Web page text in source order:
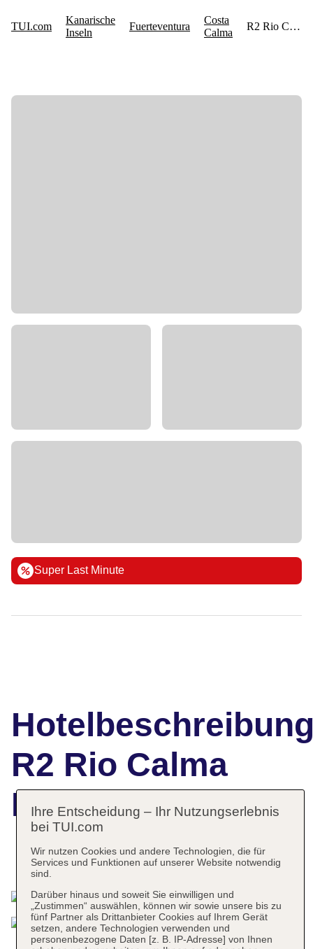
Super Last Minute
R2 Rio Calma
Hotel & Spa
Das bietet Ihre Unterkunft
Ihre Entscheidung – Ihr Nutzungserlebnis
bei TUI.com
Wir nutzen Cookies und andere Technologien, die für
Services und Funktionen auf unserer Website notwendig
sind.
Darüber hinaus und soweit Sie einwilligen und
„Zustimmen“ auswählen, können wir sowie unsere bis zu
fünf Partner als Drittanbieter Cookies auf Ihrem Gerät
setzen, andere Technologien verwenden und
personenbezogene Daten [z. B. IP-Adresse] von Ihnen